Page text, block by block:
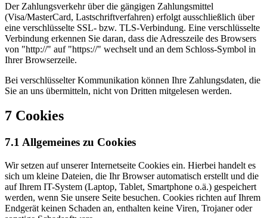
Der Zahlungsverkehr über die gängigen Zahlungsmittel
(Visa/MasterCard, Lastschriftverfahren) erfolgt ausschließlich über
eine verschlüsselte SSL- bzw. TLS-Verbindung. Eine verschlüsselte
Verbindung erkennen Sie daran, dass die Adresszeile des Browsers
von "http://" auf "https://" wechselt und an dem Schloss-Symbol in
Ihrer Browserzeile.
Bei verschlüsselter Kommunikation können Ihre Zahlungsdaten, die
Sie an uns übermitteln, nicht von Dritten mitgelesen werden.
7 Cookies
7.1 Allgemeines zu Cookies
Wir setzen auf unserer Internetseite Cookies ein. Hierbei handelt es
sich um kleine Dateien, die Ihr Browser automatisch erstellt und die
auf Ihrem IT-System (Laptop, Tablet, Smartphone o.ä.) gespeichert
werden, wenn Sie unsere Seite besuchen. Cookies richten auf Ihrem
Endgerät keinen Schaden an, enthalten keine Viren, Trojaner oder